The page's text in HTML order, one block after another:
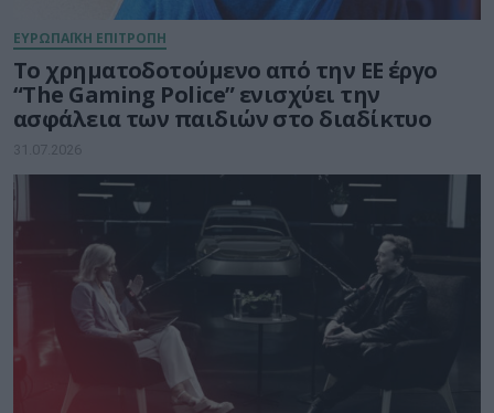
ΕΥΡΩΠΑΪΚΗ ΕΠΙΤΡΟΠΗ
Το χρηματοδοτούμενο από την ΕΕ έργο
“The Gaming Police” ενισχύει την
ασφάλεια των παιδιών στο διαδίκτυο
31.07.2026